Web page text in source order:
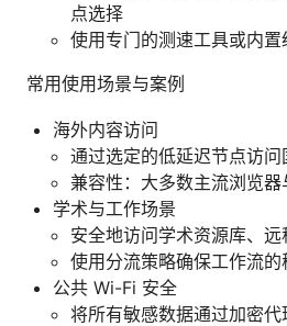
点选择
使用专门的测速工具或内
常用使用场景与案例
海外内容访问
通过选定的低延迟节点访
兼容性：大多数主流浏览
学术与工作场景
安全地访问学术资源库、
使用分流策略确保工作流
公共 Wi-Fi 安全
将所有敏感数据通过加密